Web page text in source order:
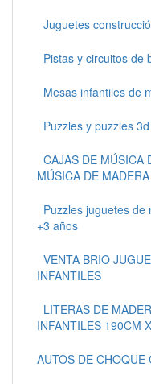
Juguetes
Pistas y circuitos de
Mesas infantiles de
Puzzles y puzzles
CAJAS DE MÚSICA
MÚSICA DE MADERA
Puzzles juguetes
+3 años
VENTA BRIO
INFANTILES
LITERAS DE
INFANTILES 190CM
AUTOS DE CHOQUE